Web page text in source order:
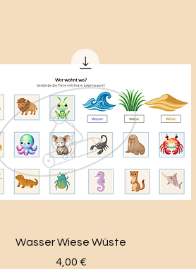
Wasser Wiese Wüste
Preis
4,00 €